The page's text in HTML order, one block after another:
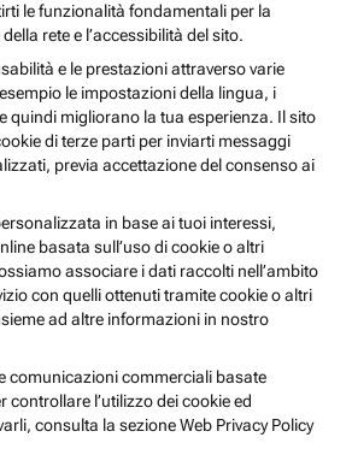
le funzionalità fondamentali per la
rete e l’accessibilità del sito.
e le prestazioni attraverso varie
le impostazioni della lingua, i
quindi migliorano la tua esperienza. Il sito
di terze parti per inviarti messaggi
previa accettazione del consenso ai
in base ai tuoi interessi,
basata sull’uso di cookie o altri
associare i dati raccolti nell’ambito
con quelli ottenuti tramite cookie o altri
ad altre informazioni in nostro
comunicazioni commerciali basate
controllare l’utilizzo dei cookie ed
consulta la sezione Web Privacy Policy